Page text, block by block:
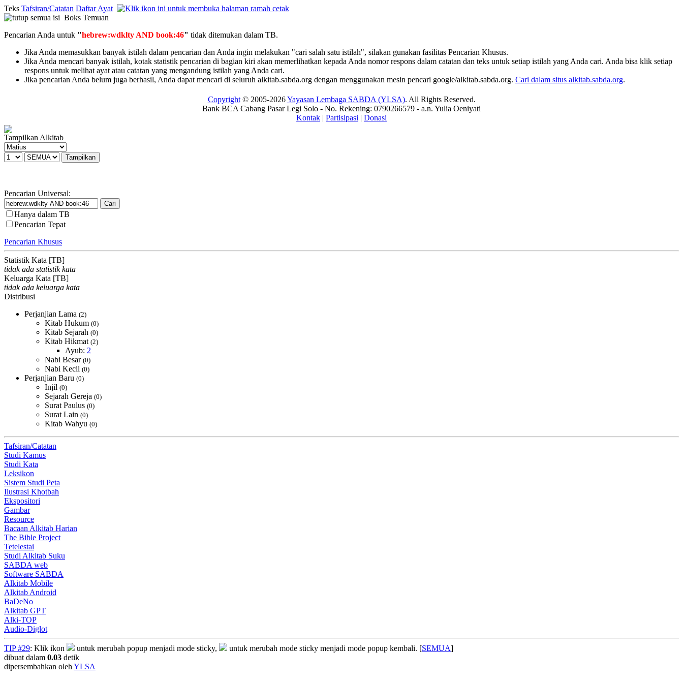
Teks Tafsiran/Catatan Daftar Ayat
Boks Temuan
Pencarian Anda untuk "hebrew:wdklty AND book:46" tidak ditemukan dalam TB.
Jika Anda memasukkan banyak istilah dalam pencarian dan Anda ingin melakukan "cari salah satu istilah", silakan gunakan fasilitas Pencarian Khusus.
Jika Anda mencari banyak istilah, kotak statistik pencarian di bagian kiri akan memerlihatkan kepada Anda nomor respons dalam catatan dan teks untuk setiap istilah yang Anda cari. Anda bisa klik setiap
respons untuk melihat ayat atau catatan yang mengandung istilah yang Anda cari.
Jika pencarian Anda belum juga berhasil, Anda dapat mencari di seluruh alkitab.sabda.org dengan menggunakan mesin pencari google/alkitab.sabda.org. Cari dalam situs alkitab.sabda.org.
Copyright© 2005-2026Yayasan Lembaga SABDA (YLSA). All Rights Reserved.
Bank BCA Cabang Pasar Legi Solo - No. Rekening: 0790266579 - a.n. Yulia Oeniyati
Kontak | Partisipasi | Donasi
Tampilkan Alkitab
Pencarian Universal:
Hanya dalam TB
Pencarian Tepat
Pencarian Khusus
Statistik Kata [TB]
tidak ada statistik kata
Keluarga Kata [TB]
tidak ada keluarga kata
Distribusi
Perjanjian Lama (2)
Kitab Hukum (0)
Kitab Sejarah (0)
Kitab Hikmat (2)
Ayub: 2
Nabi Besar (0)
Nabi Kecil (0)
Perjanjian Baru (0)
Injil (0)
Sejarah Gereja (0)
Surat Paulus (0)
Surat Lain (0)
Kitab Wahyu (0)
Tafsiran/Catatan
Studi Kamus
Studi Kata
Leksikon
Sistem Studi Peta
Ilustrasi Khotbah
Ekspositori
Gambar
Resource
Bacaan Alkitab Harian
The Bible Project
Tetelestai
Studi Alkitab Suku
SABDA web
Software SABDA
Alkitab Mobile
Alkitab Android
BaDeNo
Alkitab GPT
Alki-TOP
Audio-Diglot
TIP #29: Klik ikon untuk merubah popup menjadi mode sticky, untuk merubah mode sticky menjadi mode popup kembali. [SEMUA]
dibuat dalam 0.03 detik
dipersembahkan oleh YLSA